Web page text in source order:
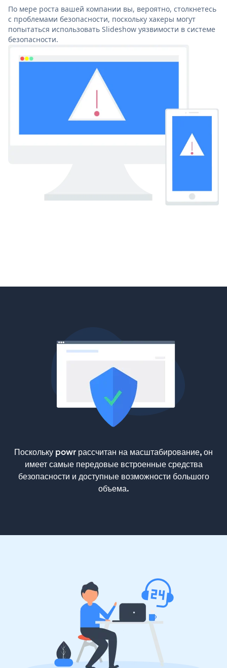
По мере роста вашей компании вы, вероятно, столкнетесь
с проблемами безопасности, поскольку хакеры могут
попытаться использовать Slideshow уязвимости в системе
безопасности.
Поскольку powr рассчитан на масштабирование, он
имеет самые передовые встроенные средства
безопасности и доступные возможности большого
объема.